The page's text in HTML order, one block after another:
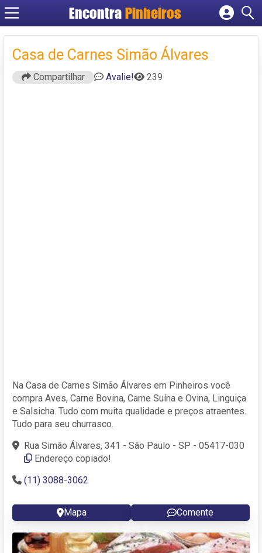
EncontraPinheiros
Cadastrar empresa
Fazer login
Criar conta
Casa de Carnes Simão Álvares
Compartilhar Avalie! 239
Na Casa de Carnes Simão Álvares em Pinheiros você
compra Aves, Carne Bovina, Carne Suína e Ovina, Linguiça
e Salsicha. Tudo com muita qualidade e preços atraentes.
Tudo para seu churrasco.
Rua Simão Álvares, 341 - São Paulo - SP - 05417-030
Endereço copiado!
(11) 3088-3062
Mapa Comente